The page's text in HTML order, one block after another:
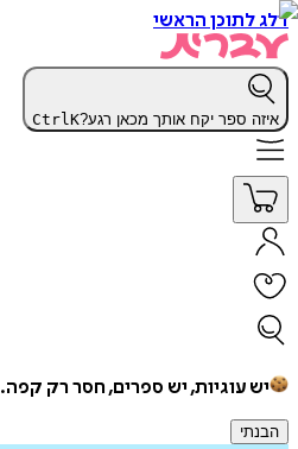
דלג לתוכן הראשי
איזה ספר יקח אותך מכאן רגע? CtrlK
יש עוגיות, יש ספרים, חסר רק קפה.
הבנתי